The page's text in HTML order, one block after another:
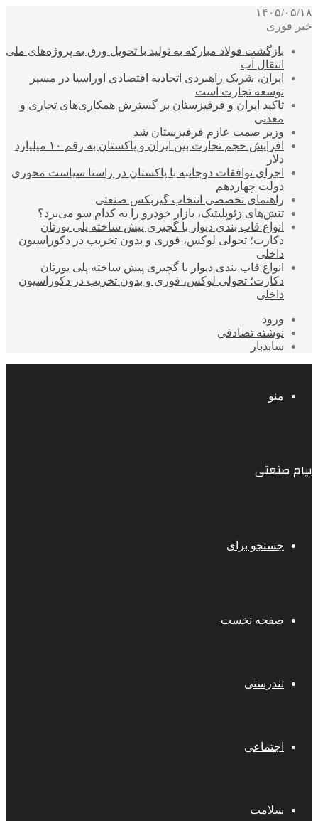
۱۴۰۵/۰۵/۱۸
خبر فوری
بازگشت فولاد مبارکه به تولید با تحویل ورق به پروژه‌های ملی
انتقال آب
ایران، شریک راهبردی اتحادیه اقتصادی اوراسیا در مسیر
توسعه تجارت است
تاکید ایران و قرقیزستان بر گسترش همکاری‌های تجاری و
معدنی
وزیر صمت عازم قرقیزستان شد
افزایش حجم تجارت بین ایران و پاکستان به رقم ۱۰ میلیارد
دلار
اجرای توافقات دوجانبه با پاکستان در راستا سیاست محوری
دولت چهاردهم
راهنمای تخصصی انتخاب گیربکس صنعتی
تنش‌های ژئوپلیتیک، بازار خودرو را به کدام سو می‌برد؟
انواع قاب بندی دیوار با گچبری پیش ساخته پلی یورتان
دکارت؛ تحولی لوکس، فوری و بدون تخریب در دکوراسیون
داخلی
انواع قاب بندی دیوار با گچبری پیش ساخته پلی یورتان
دکارت؛ تحولی لوکس، فوری و بدون تخریب در دکوراسیون
داخلی
ورود
نوشته تصادفی
سایدبار
منو
پیام صنعتی
جستجو برای
صفحه نخست
تندرستی
اجتماعی
سلامت